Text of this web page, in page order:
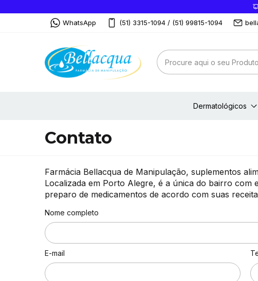
WhatsApp (51) 3315-1094 / (51) 99815-1094
Dermatológicos
Contato
Farmácia Bellacqua de Manipulação, suplementos
Localizada em Porto Alegre, é a única do bairro com
preparo de medicamentos de acordo com suas
Nome completo
E-mail